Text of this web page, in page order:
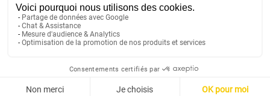
Livraison
Plan du site Préférences cookies